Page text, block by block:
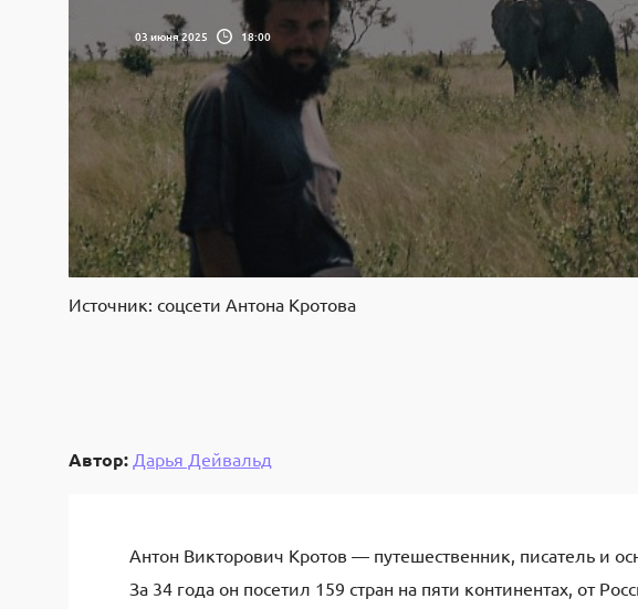
03 июня 2025 18:00
Источник: соцсети Антона Кротова
Автор: Дарья Дейвальд
Антон Викторович Кротов — путешественник, писатель и
За 34 года он посетил 159 стран на пяти континентах, от